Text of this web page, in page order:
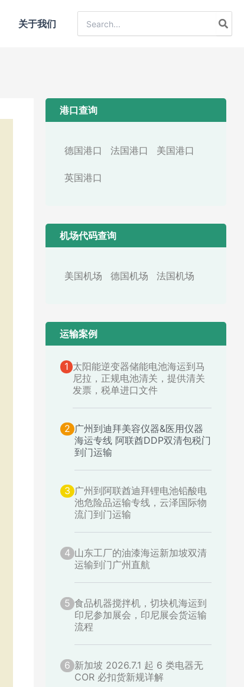
关于我们
for:
港口查询
德国港口 法国港口 美国港口
英国港口
机场代码查询
美国机场 德国机场 法国机场
运输案例​
1 太阳能逆变器储能电池海运到马
尼拉，正规电池清关，提供清关
发票，税单进口文件
2 广州到迪拜美容仪器&医用仪器
海运专线 阿联酋DDP双清包税门
到门运输
3 广州到阿联酋迪拜锂电池铅酸电
池危险品运输专线，云泽国际物
流门到门运输
4 山东工厂的油漆海运新加坡双清
运输到门广州直航
5 食品机器搅拌机，切块机海运到
印尼参加展会，印尼展会货运输
流程
6 新加坡 2026.7.1 起 6 类电器无
COR 必扣货新规详解